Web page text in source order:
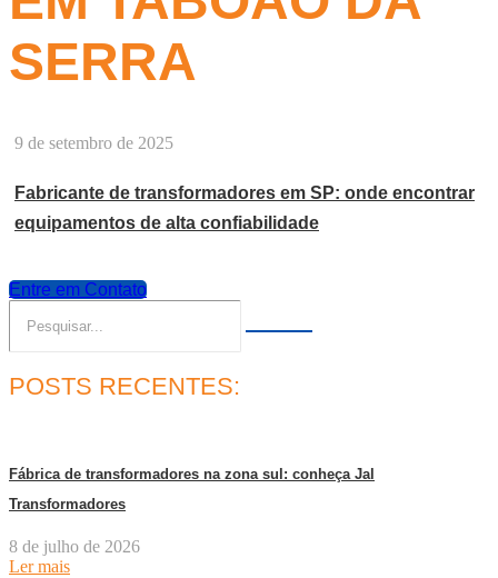
SERRA
9 de setembro de 2025
Fabricante de transformadores em SP: onde encontrar
equipamentos de alta confiabilidade
Entre em Contato
POSTS RECENTES:
Fábrica de transformadores na zona sul: conheça Jal
Transformadores
8 de julho de 2026
Ler mais